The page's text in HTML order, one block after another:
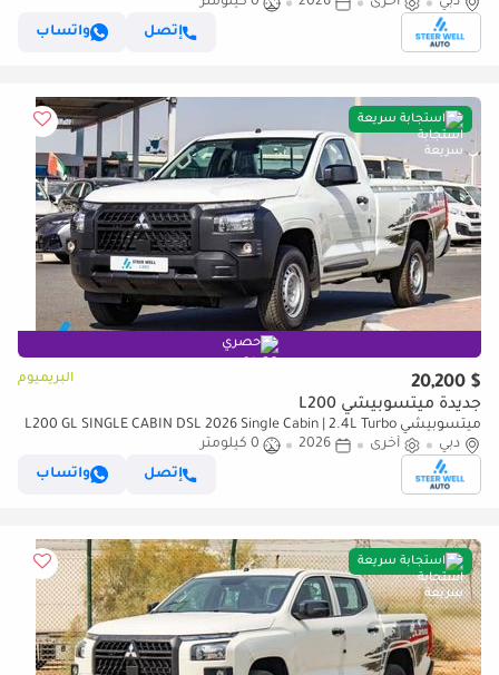
إتصل
واتساب
استجابة سريعة
حصري
$ 20,200 البريميوم
جديدة ميتسوبيشي L200
ميتسوبيشي L200 GL SINGLE CABIN DSL 2026 Single Cabin | 2.4L Turbo
DSL | 5-Speed MT | 4WD | Heavy-Duty Workhorse
دبي أخرى 2026
0 كيلومتر
إتصل
واتساب
استجابة سريعة